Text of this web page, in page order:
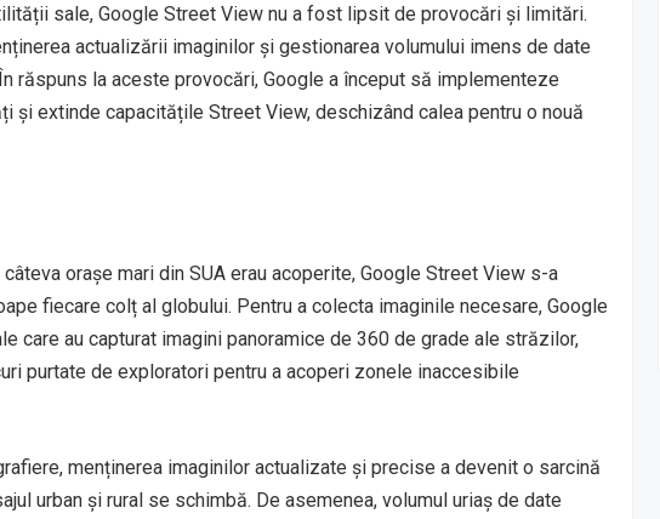
sale, Google Street View nu a fost lipsit de provocări și limitări.
actualizării imaginilor și gestionarea volumului imens de date
răspuns la aceste provocări, Google a început să implementeze
și extinde capacitățile Street View, deschizând calea pentru o nouă
orașe mari din SUA erau acoperite, Google Street View s-a
fiecare colț al globului. Pentru a colecta imaginile necesare, Google
care au capturat imagini panoramice de 360 de grade ale străzilor,
purtate de exploratori pentru a acoperi zonele inaccesibile
menținerea imaginilor actualizate și precise a devenit o sarcină
urban și rural se schimbă. De asemenea, volumul uriaș de date